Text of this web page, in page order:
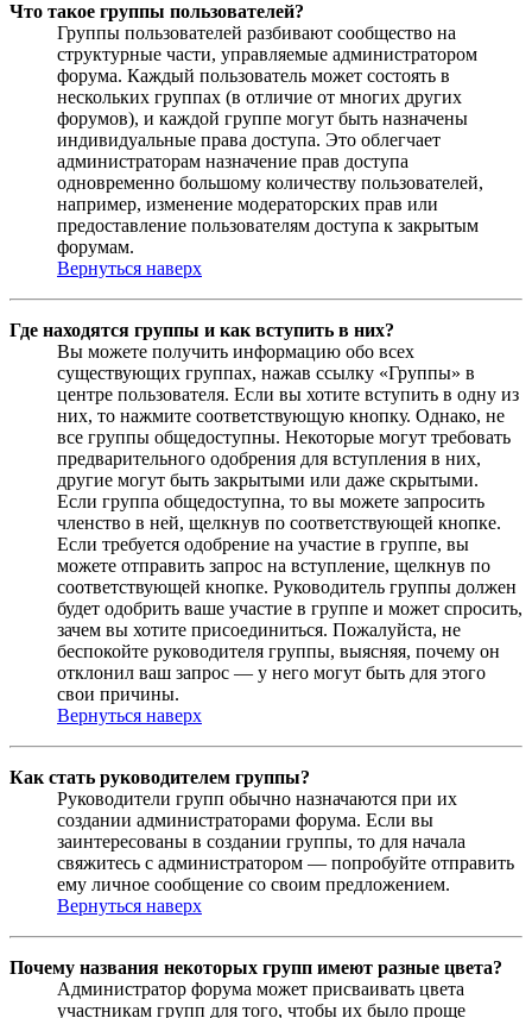
Что такое группы пользователей?
Группы пользователей разбивают сообщество на
структурные части, управляемые администратором
форума. Каждый пользователь может состоять в
нескольких группах (в отличие от многих других
форумов), и каждой группе могут быть назначены
индивидуальные права доступа. Это облегчает
администраторам назначение прав доступа
одновременно большому количеству пользователей,
например, изменение модераторских прав или
предоставление пользователям доступа к закрытым
форумам.
Вернуться наверх
Где находятся группы и как вступить в них?
Вы можете получить информацию обо всех
существующих группах, нажав ссылку «Группы» в
центре пользователя. Если вы хотите вступить в одну из
них, то нажмите соответствующую кнопку. Однако, не
все группы общедоступны. Некоторые могут требовать
предварительного одобрения для вступления в них,
другие могут быть закрытыми или даже скрытыми.
Если группа общедоступна, то вы можете запросить
членство в ней, щелкнув по соответствующей кнопке.
Если требуется одобрение на участие в группе, вы
можете отправить запрос на вступление, щелкнув по
соответствующей кнопке. Руководитель группы должен
будет одобрить ваше участие в группе и может спросить,
зачем вы хотите присоединиться. Пожалуйста, не
беспокойте руководителя группы, выясняя, почему он
отклонил ваш запрос — у него могут быть для этого
свои причины.
Вернуться наверх
Как стать руководителем группы?
Руководители групп обычно назначаются при их
создании администраторами форума. Если вы
заинтересованы в создании группы, то для начала
свяжитесь с администратором — попробуйте отправить
ему личное сообщение со своим предложением.
Вернуться наверх
Почему названия некоторых групп имеют разные цвета?
Администратор форума может присваивать цвета
участникам групп для того, чтобы их было проще